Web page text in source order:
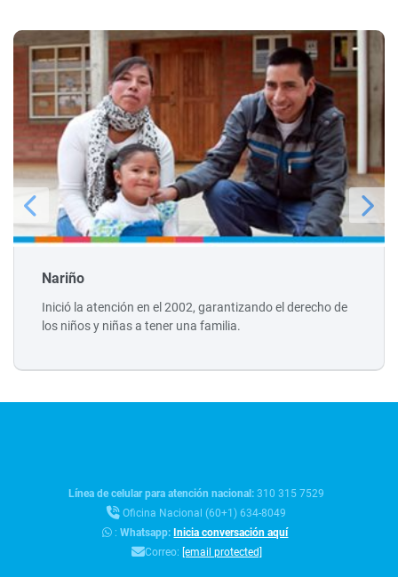
Nariño
Inició la atención en el 2002, garantizando el derecho de
los niños y niñas a tener una familia.
Línea de celular para atención nacional:310 315 7529
Oficina Nacional (60+1) 634-8049
:Whatsapp:Inicia conversación aquí
Correo: [email protected]